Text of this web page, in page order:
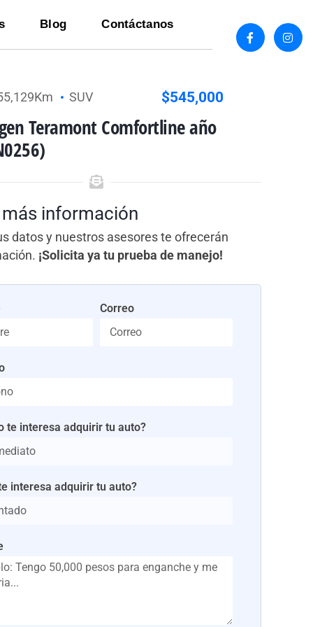
Blog Contáctanos
SUV $545,000
Teramont Comfortline año
información
datos y nuestros asesores te ofrecerán
¡Solicita ya tu prueba de manejo!
Correo
te interesa adquirir tu auto?
interesa adquirir tu auto?